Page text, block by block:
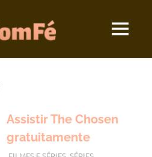
MENU
Assistir The Chosen
gratuitamente